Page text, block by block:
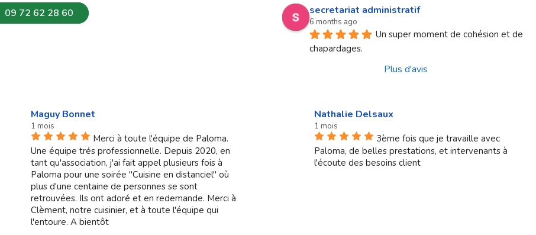
09 72 62 28 60 secretariat administratif
6 months ago
Un super moment de cohésion et de
chapardages.
Plus d'avis
Maguy Bonnet
1 mois
Merci à toute l'équipe de Paloma.
Une équipe trés professionnelle. Depuis 2020, en
tant qu'association, j'ai fait appel plusieurs fois à
Paloma pour une soirée "Cuisine en distanciel" où
plus d'une centaine de personnes se sont
retrouvées. Ils ont adoré et en redemande. Merci à
Clèment, notre cuisinier, et à toute l'équipe qui
l'entoure. A bientôt
Nathalie Delsaux
1 mois
3ème fois que je travaille avec
Paloma, de belles prestations, et intervenants à
l'écoute des besoins client